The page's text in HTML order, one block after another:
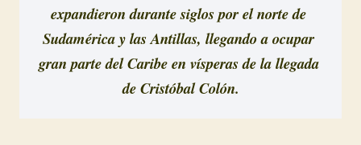
expandieron durante siglos por el norte de
Sudamérica y las Antillas, llegando a ocupar
gran parte del Caribe en vísperas de la llegada